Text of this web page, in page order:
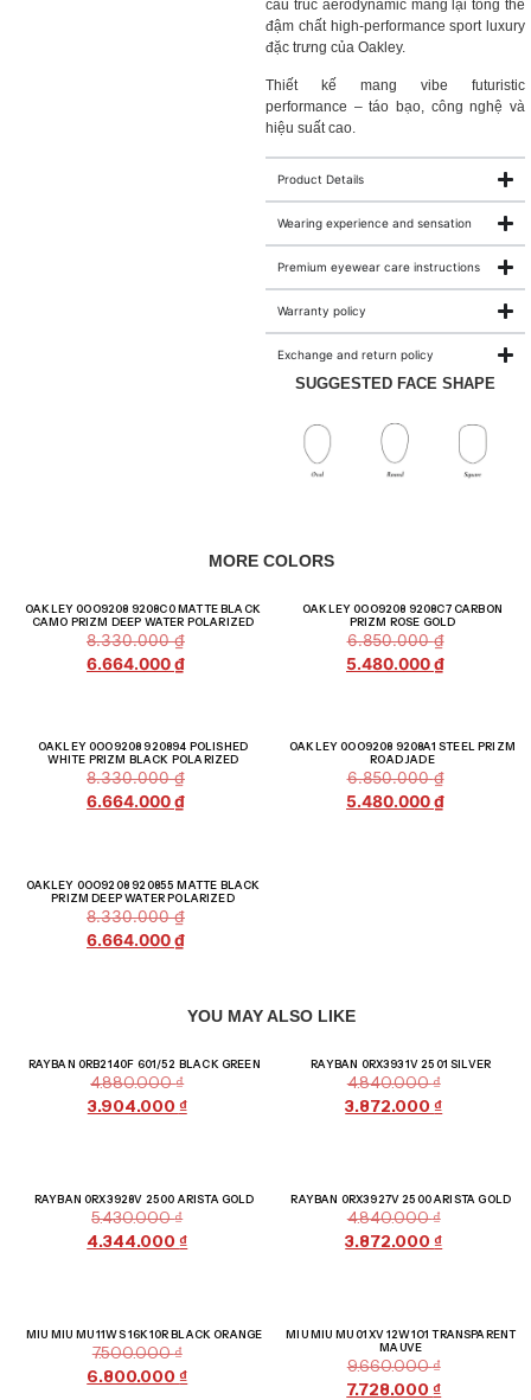
cấu trúc aerodynamic mang lại tổng thể
đậm chất high-performance sport luxury
đặc trưng của Oakley.
Thiết kế mang vibe futuristic
performance – táo bạo, công nghệ và
hiệu suất cao.
Product Details
Wearing experience and sensation
Premium eyewear care instructions
Warranty policy
Exchange and return policy
SUGGESTED FACE SHAPE
MORE COLORS
OAKLEY 0OO9208 9208C0 MATTE BLACK
CAMO PRIZM DEEP WATER POLARIZED
8.330.000₫
6.664.000₫
OAKLEY 0OO9208 9208C7 CARBON
PRIZM ROSE GOLD
6.850.000₫
5.480.000₫
OAKLEY 0OO9208 920894 POLISHED
WHITE PRIZM BLACK POLARIZED
8.330.000₫
6.664.000₫
OAKLEY 0OO9208 9208A1 STEEL PRIZM
ROAD JADE
6.850.000₫
5.480.000₫
OAKLEY 0OO9208 920855 MATTE BLACK
PRIZM DEEP WATER POLARIZED
8.330.000₫
6.664.000₫
YOU MAY ALSO LIKE
RAYBAN 0RB2140F 601/52 BLACK GREEN
4.880.000₫
3.904.000 ₫
RAYBAN 0RX3931V 2501 SILVER
4.840.000₫
3.872.000₫
RAYBAN 0RX3928V 2500 ARISTA GOLD
5.430.000₫
4.344.000₫
RAYBAN 0RX3927V 2500 ARISTA GOLD
4.840.000₫
3.872.000₫
MIU MIU MU 11WS 16K10R BLACK ORANGE
7.500.000₫
6.800.000₫
MIU MIU MU 01XV 12W1O1 TRANSPARENT
MAUVE
9.660.000₫
7.728.000₫